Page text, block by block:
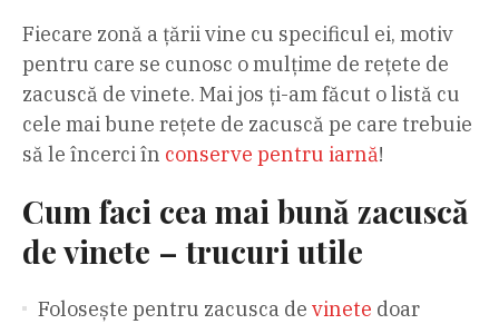
Fiecare zonă a țării vine cu specificul ei, motiv
pentru care se cunosc o mulțime de rețete de
zacuscă de vinete. Mai jos ți-am făcut o listă cu
cele mai bune rețete de zacuscă pe care trebuie
să le încerci în conserve pentru iarnă!
Cum faci cea mai bună zacuscă
de vinete – trucuri utile
Folosește pentru zacusca de vinete doar